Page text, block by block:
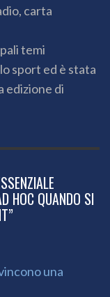
carta
temi
sport ed è stata
edizione di
HOC QUANDO SI